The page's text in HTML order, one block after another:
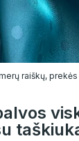
raiškų,